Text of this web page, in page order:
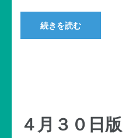
続きを読む
４月３０日